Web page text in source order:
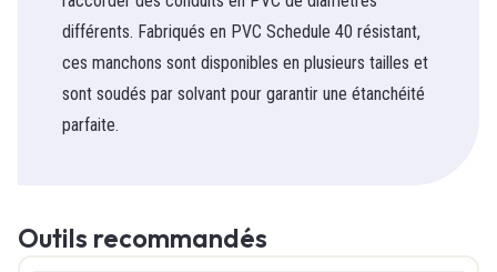
différents. Fabriqués en PVC Schedule 40 résistant,
ces manchons sont disponibles en plusieurs tailles et
sont soudés par solvant pour garantir une étanchéité
parfaite.
Outils recommandés